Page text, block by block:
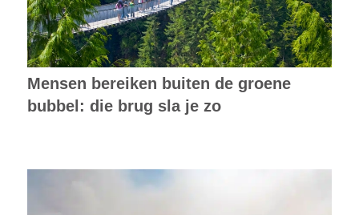
Mensen bereiken buiten de groene
bubbel: die brug sla je zo